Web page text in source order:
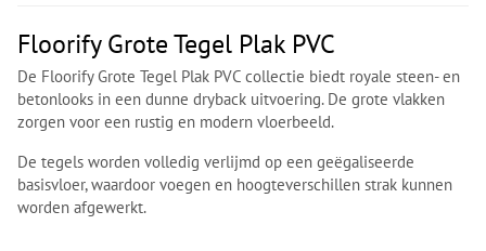
Floorify Grote Tegel Plak PVC
De Floorify Grote Tegel Plak PVC collectie biedt royale steen- en
betonlooks in een dunne dryback uitvoering. De grote vlakken
zorgen voor een rustig en modern vloerbeeld.
De tegels worden volledig verlijmd op een geëgaliseerde
basisvloer, waardoor voegen en hoogteverschillen strak kunnen
worden afgewerkt.